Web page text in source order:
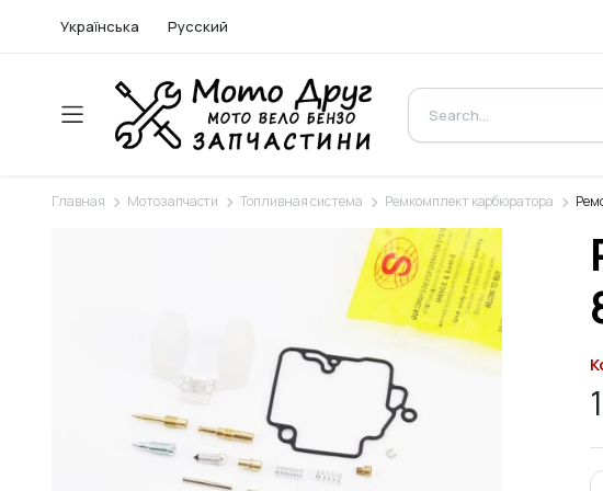
Українська Русский
Главная Мотозапчасти Топливная система Ремкомплект карбюратора